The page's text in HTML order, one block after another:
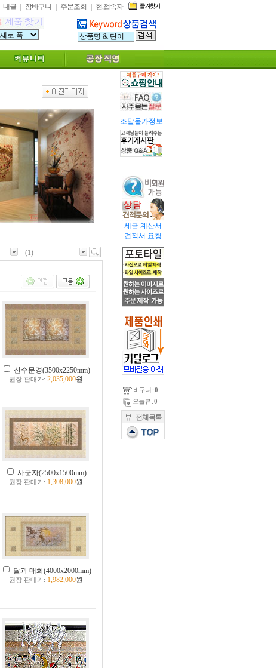
내글 ｜ 장바구니 ｜ 주문조회 ｜ 현,접속자
산수문경(3500x2250mm)
권장 판매가: 2,035,000원
사군자(2500x1500mm)
권장 판매가: 1,308,000원
달과 매화(4000x2000mm)
권장 판매가: 1,982,000원
조달물가정보
세금 계산서
견적서 요청
바구니 :0
오늘뷰 :0
뷰 - 전체목록